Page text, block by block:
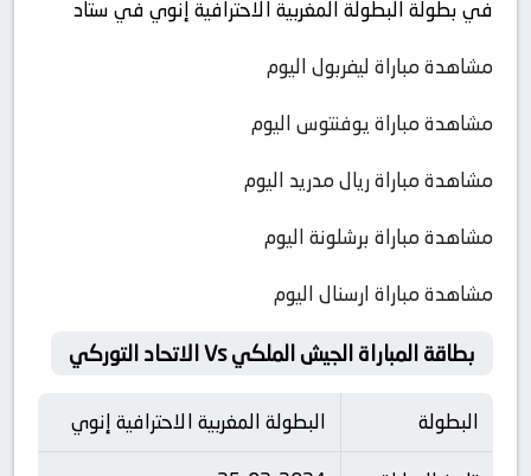
في بطولة البطولة المغربية الاحترافية إنوي في ستاد
مشاهدة مباراة ليفربول اليوم
مشاهدة مباراة يوفنتوس اليوم
مشاهدة مباراة ريال مدريد اليوم
مشاهدة مباراة برشلونة اليوم
مشاهدة مباراة ارسنال اليوم
بطاقة المباراة الجيش الملكي Vs الاتحاد التوركي
البطولة
البطولة المغربية الاحترافية إنوي